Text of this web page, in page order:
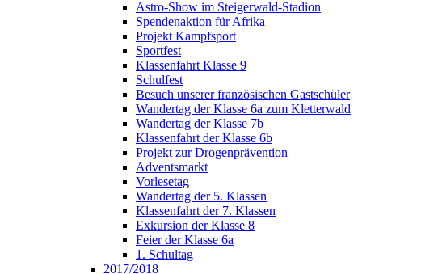
Astro-Show im Steigerwald-Stadion
Spendenaktion für Afrika
Projekt Kampfsport
Sportfest
Klassenfahrt Klasse 9
Schulfest
Besuch unserer französischen Gastschüler
Wandertag der Klasse 6a zum Kletterwald
Wandertag der Klasse 7b
Klassenfahrt der Klasse 6b
Projekt zur Drogenprävention
Adventsmarkt
Vorlesetag
Wandertag der 5. Klassen
Klassenfahrt der 7. Klassen
Exkursion der Klasse 8
Feier der Klasse 6a
1. Schultag
2017/2018